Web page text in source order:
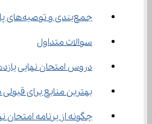
جمع‌بندی و توصیه‌های پایانی
سوالات متداول
دروس امتحان نهایی یازدهم انسانی ۱۴۰۴
بهترین منابع برای
چگونه از برنامه امتحان نهایی